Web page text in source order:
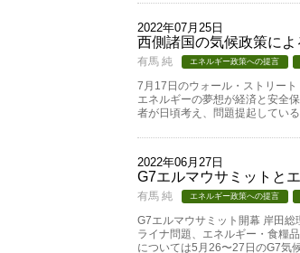
2022年07月25日
西側諸国の気候政策によ
有馬 純 エネルギー政策への提言
7月17日のウォール・ストリー
エネルギーの夢想が経済と安全
者が日頃考え、問題提起してい
2022年06月27日
G7エルマウサミットと
有馬 純 エネルギー政策への提言
G7エルマウサミット開幕 岸田
ライナ問題、エネルギー・食糧
については5月26〜27日のG7気